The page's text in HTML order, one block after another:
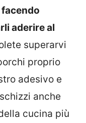
facendo
aderire al
superarvi
proprio
adesivo e
anche
cucina più